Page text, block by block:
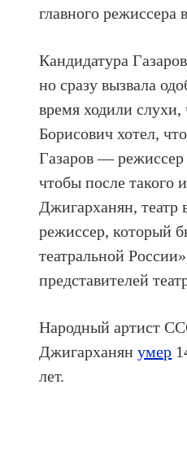
главного режиссера
Кандидатура
но сразу вызвала
время ходили
Борисович хотел,
Газаров —
чтобы после такого
Джигарханян, театр
режиссер, который
театральной
представителей
Народный артист
Джигарханянумер
лет.